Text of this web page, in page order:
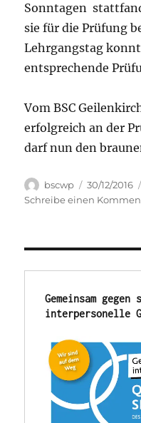
Sonntagen
sie für die Prüfung
Lehrgangstag
entsprechende
Vom BSC
erfolgreich an der
darf nun den
Autor
bscwp
am
30/12/2016
Schreibe einen
Gemeinsam
interpersonelle